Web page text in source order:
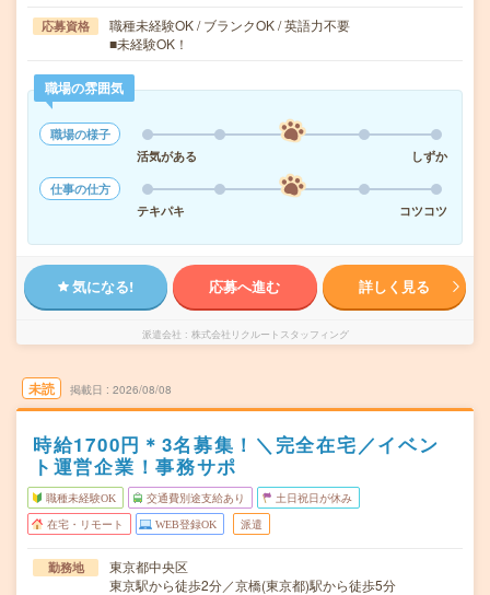
応募資格
職種未経験OK / ブランクOK / 英語力不要
■未経験OK！
職場の雰囲気
職場の様子
活気がある
しずか
仕事の仕方
テキパキ
コツコツ
気になる! 応募へ進む 詳しく見る
派遣会社 株式会社リクルートスタッフィング
未読 掲載日 2026/08/08
時給1700円＊3名募集！＼完全在宅／イベン
ト運営企業！事務サポ
職種未経験OK 交通費別途支給あり 土日祝日が休み
在宅・リモート WEB登録OK 派遣
勤務地
東京都中央区
東京駅から徒歩2分／京橋(東京都)駅から徒歩5分